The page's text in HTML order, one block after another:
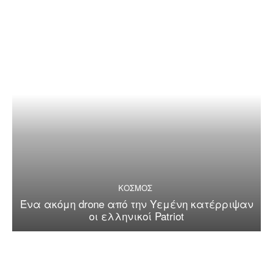
ΚΟΣΜΟΣ
Ένα ακόμη drone από την Υεμένη κατέρριψαν
οι ελληνικοί Patriot